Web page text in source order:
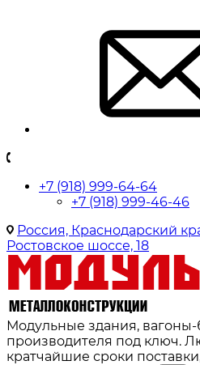
+7 (918) 999-64-64
+7 (918) 999-46-46
Россия, Краснодарский
Ростовское шоссе, 18
Модульные здания, вагоны-
производителя под ключ.
кратчайшие сроки